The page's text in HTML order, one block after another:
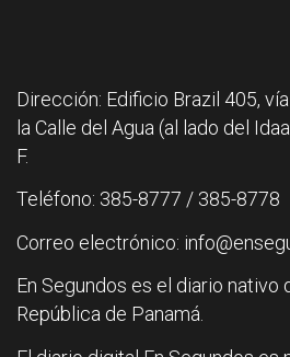
Dirección: Edificio Brazil 405,
la Calle del Agua (al lado del
F.
Teléfono: 385-8777 / 385-8778
Correo electrónico:
En Segundos es el diario nativo
República de Panamá.